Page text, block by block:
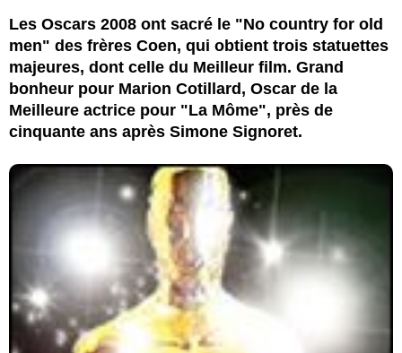
Les Oscars 2008 ont sacré le "No country for old
men" des frères Coen, qui obtient trois statuettes
majeures, dont celle du Meilleur film. Grand
bonheur pour Marion Cotillard, Oscar de la
Meilleure actrice pour "La Môme", près de
cinquante ans après Simone Signoret.